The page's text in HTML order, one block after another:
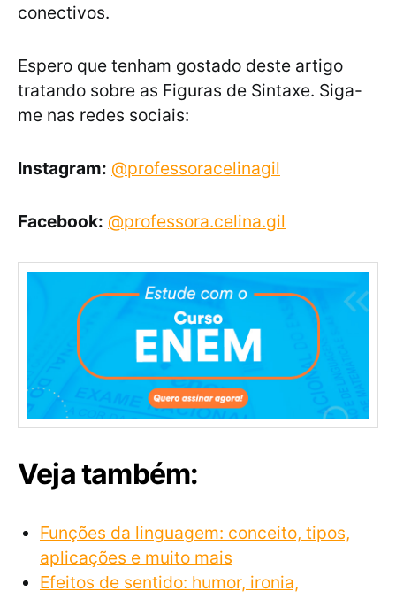
conectivos.
Espero que tenham gostado deste artigo
tratando sobre as Figuras de Sintaxe. Siga-
me nas redes sociais:
Instagram: @professoracelinagil
Facebook: @professora.celina.gil
Veja também:
Funções da linguagem: conceito, tipos,
aplicações e muito mais
Efeitos de sentido: humor, ironia,